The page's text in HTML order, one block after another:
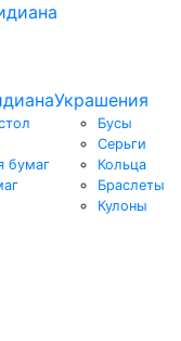
бумаг
Украшения
Бусы
Серьги
Кольца
Браслеты
Кулоны